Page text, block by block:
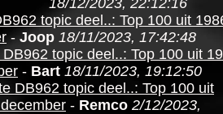
18/12/2023, 22:12:16
topic deel..: Top 100 uit
- Joop 18/11/2023, 17:42:48
topic deel..: Top 100 uit
- Bart 18/11/2023, 19:12:50
DB962 topic deel..: Top 100 uit
- Remco 2/12/2023,